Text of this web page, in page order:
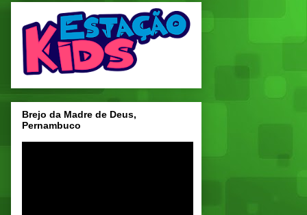
Brejo da Madre de Deus,
Pernambuco